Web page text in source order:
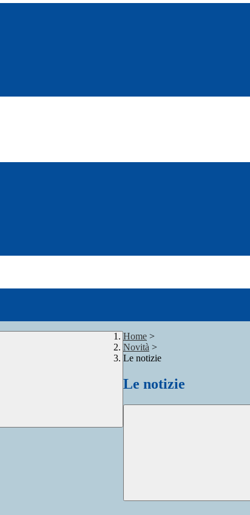
Home >
Novità >
Le notizie
Le notizie